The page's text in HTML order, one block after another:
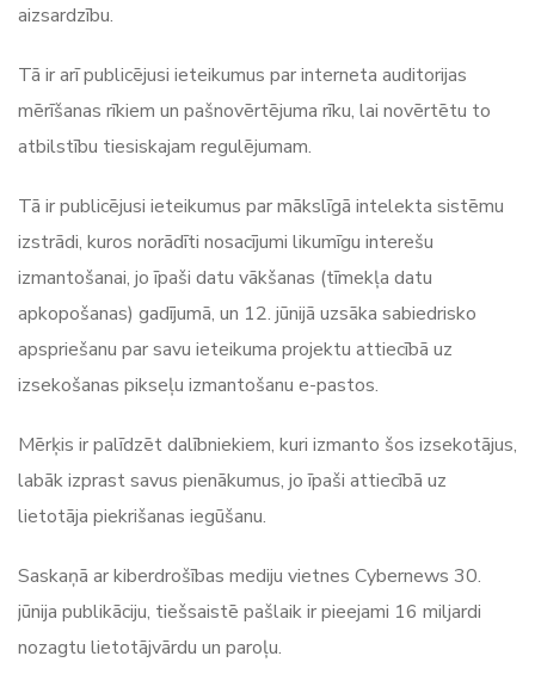
aizsardzību.
Tā ir arī publicējusi ieteikumus par interneta auditorijas
mērīšanas rīkiem un pašnovērtējuma rīku, lai novērtētu to
atbilstību tiesiskajam regulējumam.
Tā ir publicējusi ieteikumus par mākslīgā intelekta sistēmu
izstrādi, kuros norādīti nosacījumi likumīgu interešu
izmantošanai, jo īpaši datu vākšanas (tīmekļa datu
apkopošanas) gadījumā, un 12. jūnijā uzsāka sabiedrisko
apspriešanu par savu ieteikuma projektu attiecībā uz
izsekošanas pikseļu izmantošanu e-pastos.
Mērķis ir palīdzēt dalībniekiem, kuri izmanto šos izsekotājus,
labāk izprast savus pienākumus, jo īpaši attiecībā uz
lietotāja piekrišanas iegūšanu.
Saskaņā ar kiberdrošības mediju vietnes Cybernews 30.
jūnija publikāciju, tiešsaistē pašlaik ir pieejami 16 miljardi
nozagtu lietotājvārdu un paroļu.